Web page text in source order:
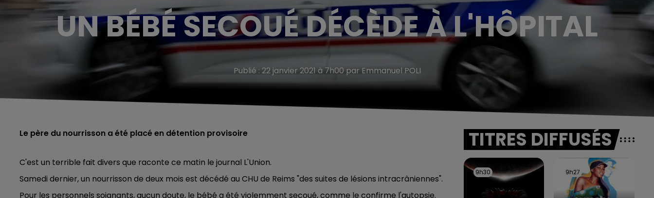
UN BÉBÉ SECOUÉ DÉCÈDE À L'HÔPITAL
Publié : 22 janvier 2021 à 7h00 par Emmanuel POLI
Le père du nourrisson a été placé en détention provisoire
C'est un terrible fait divers que raconte ce matin le journal L'Union.
Samedi dernier, un nourrisson de deux mois est décédé au CHU de Reims "des suites de lésions intracrâniennes".
Pour les personnels soignants, aucun doute, le bébé a été violemment secoué, comme le confirme l'autopsie.
TITRES DIFFUSÉS
9h30
9h30 9h27
9h27